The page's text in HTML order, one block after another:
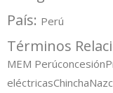
País: Perú
Términos
MEM Perúconcesión
eléctricasChincha